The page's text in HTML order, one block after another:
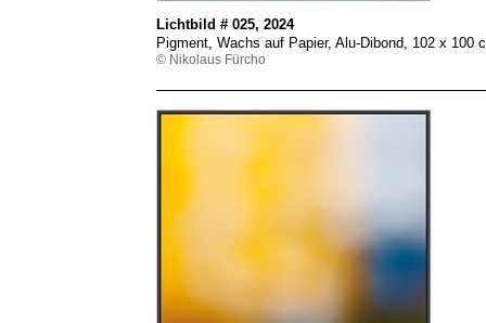
Lichtbild # 025, 2024
Pigment, Wachs auf Papier, Alu-Dibond, 102 x 100
© Nikolaus Fürcho